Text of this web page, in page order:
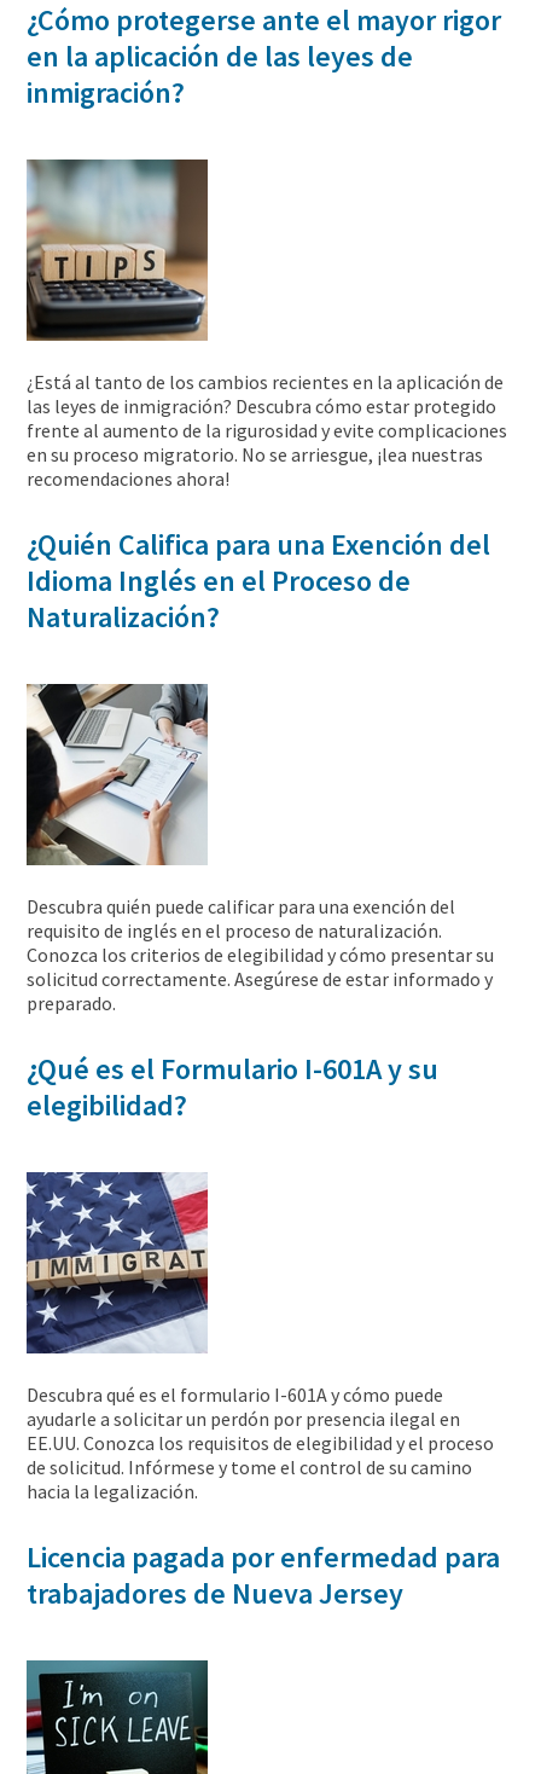
¿Cómo protegerse ante el mayor rigor
en la aplicación de las leyes de
inmigración?
¿Está al tanto de los cambios recientes en la aplicación de
las leyes de inmigración? Descubra cómo estar protegido
frente al aumento de la rigurosidad y evite complicaciones
en su proceso migratorio. No se arriesgue, ¡lea nuestras
recomendaciones ahora!
¿Quién Califica para una Exención del
Idioma Inglés en el Proceso de
Naturalización?
Descubra quién puede calificar para una exención del
requisito de inglés en el proceso de naturalización.
Conozca los criterios de elegibilidad y cómo presentar su
solicitud correctamente. Asegúrese de estar informado y
preparado.
¿Qué es el Formulario I-601A y su
elegibilidad?
Descubra qué es el formulario I-601A y cómo puede
ayudarle a solicitar un perdón por presencia ilegal en
EE.UU. Conozca los requisitos de elegibilidad y el proceso
de solicitud. Infórmese y tome el control de su camino
hacia la legalización.
Licencia pagada por enfermedad para
trabajadores de Nueva Jersey